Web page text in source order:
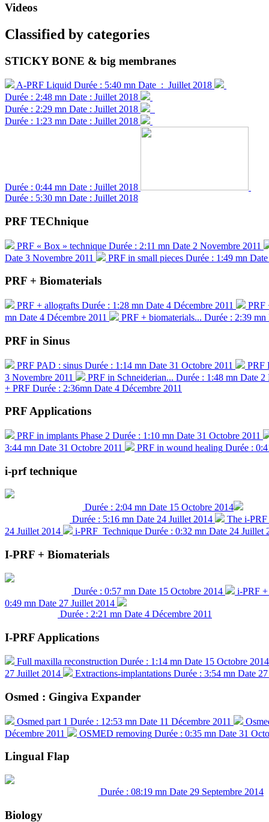
Videos
Classified by categories
STICKY BONE & big membranes
A-PRF Liquid Durée : 5:40 mn Date : Juillet 2018
Durée : 2:48 mn Date : Juillet 2018
Durée : 2:29 mn Date : Juillet 2018
Durée : 1:23 mn Date : Juillet 2018
Durée : 0:44 mn Date : Juillet 2018
Durée : 5:30 mn Date : Juillet 2018
PRF TEChnique
PRF « Box » technique Durée : 2:11 mn Date 2 Novembre 2011
Date 3 Novembre 2011
PRF in small pieces Durée : 1:49 mn
PRF + Biomaterials
PRF + allografts Durée : 1:28 mn Date 4 Décembre 2011
PRF
mn Date 4 Décembre 2011 PRF + biomaterials... Durée : 2:39 mn
PRF in Sinus
PRF PAD : sinus Durée : 1:14 mn Date 31 Octobre 2011
PRF
3 Novembre 2011
PRF in Schneiderian... Durée : 1:48 mn Date 2
+ PRF Durée : 2:36mn Date 4 Décembre 2011
PRF Applications
PRF in implants Phase 2 Durée : 1:10 mn Date 31 Octobre 2011
3:44 mn Date 31 Octobre 2011 PRF in wound healing Durée :
i-prf technique
Durée : 2:04 mn Date 15 Octobre 2014
Durée : 5:16 mn Date 24 Juillet 2014
The i-
24 Juillet 2014
i-PRF Technique Durée : 0:32 mn Date 24 Juillet
I-PRF + Biomaterials
Durée : 0:57 mn Date 15 Octobre 2014
i-PRF
0:49 mn Date 27 Juillet 2014
Durée : 2:21 mn Date 4 Décembre 2011
I-PRF Applications
Full maxilla reconstruction Durée : 1:14 mn Date 15 Octobre 2014
27 Juillet 2014
Extractions-implantations Durée : 3:54 mn Date
Osmed : Gingiva Expander
Osmed part 1 Durée : 12:53 mn Date 11 Décembre 2011
Décembre 2011
OSMED removing Durée : 0:35 mn Date 31
Lingual Flap
Durée : 08:19 mn Date 29 Septembre 2014
Biology